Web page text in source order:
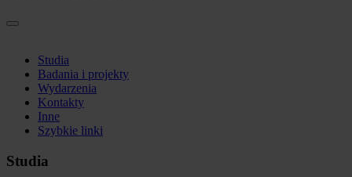
Studia
Badania i projekty
Wydarzenia
Kontakty
Inne
Szybkie linki
Studia